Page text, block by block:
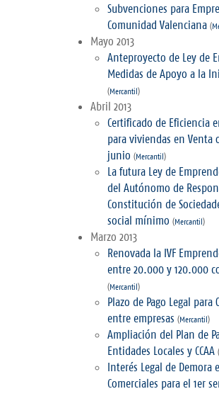
Subvenciones para
Comunidad Valenciana (
Mayo 2013
Anteproyecto de Ley de
Medidas de Apoyo a la
(Mercantil)
Abril 2013
Certificado de Eficiencia
para viviendas en Venta
junio (Mercantil)
La futura Ley de
del Autónomo de
Constitución de
social mínimo (Mercantil)
Marzo 2013
Renovada la IVF
entre 20.000 y 120.000
(Mercantil)
Plazo de Pago Legal para
entre empresas (Mercantil)
Ampliación del Plan de
Entidades Locales y CCAA (
Interés Legal de Demora
Comerciales para el 1er